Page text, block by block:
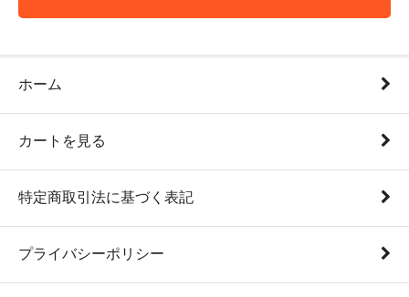
ホーム
カートを見る
特定商取引法に基づく表記
プライバシーポリシー